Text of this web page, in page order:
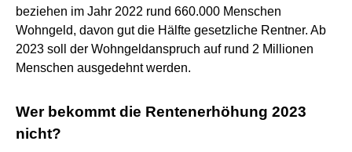
beziehen im Jahr 2022 rund 660.000 Menschen
Wohngeld, davon gut die Hälfte gesetzliche Rentner. Ab
2023 soll der Wohngeldanspruch auf rund 2 Millionen
Menschen ausgedehnt werden.
Wer bekommt die Rentenerhöhung 2023
nicht?